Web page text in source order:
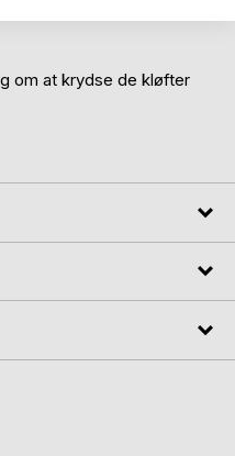
om at krydse de kløfter